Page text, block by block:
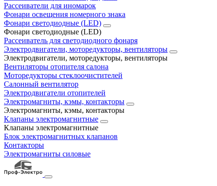
Рассеиватели для иномарок
Фонари освещения номерного знака
Фонари светодиодные (LED)
Фонари светодиодные (LED)
Рассеиватель для светодиодного фонаря
Электродвигатели, моторедукторы, вентиляторы
Электродвигатели, моторедукторы, вентиляторы
Вентиляторы отопителя салона
Моторедукторы стеклоочистителей
Салонный вентилятор
Электродвигатели отопителей
Электромагниты, кэмы, контакторы
Электромагниты, кэмы, контакторы
Клапаны электромагнитные
Клапаны электромагнитные
Блок электромагнитных клапанов
Контакторы
Электромагниты силовые